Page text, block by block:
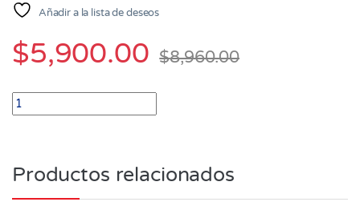
Añadir a la lista de deseos
$5,900.00 $8,960.00
Cebolla Cabezona Roja x 1.000 gr quantity
Productos relacionados